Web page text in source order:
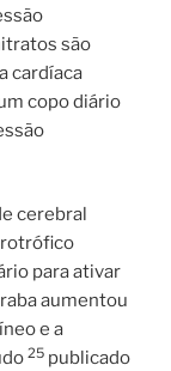
são
cardíaca
copo diário
cerebral
para ativar
aumentou
e a
25 publicado